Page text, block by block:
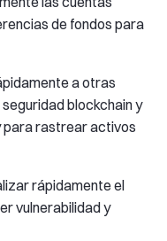
de fondos para
a otras
blockchain y
para rastrear activos
rápidamente el
vulnerabilidad y